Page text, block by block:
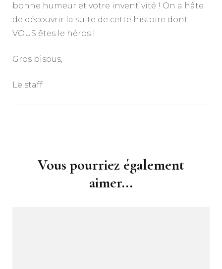
bonne humeur et votre inventivité ! On a hâte
de découvrir la suite de cette histoire dont
VOUS êtes le héros !
Gros bisous,
Le staff
Vous pourriez également
aimer...